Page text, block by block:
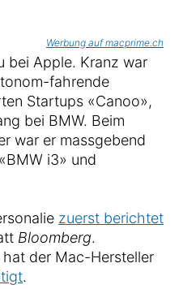
Werbung auf macprime.ch
bei Apple. Kranz war
fahrende
Startups «Canoo»,
bei BMW. Beim
war er massgebend
i3» und
zuerst berichtet
Bloomberg.
hat der Mac-Hersteller
.